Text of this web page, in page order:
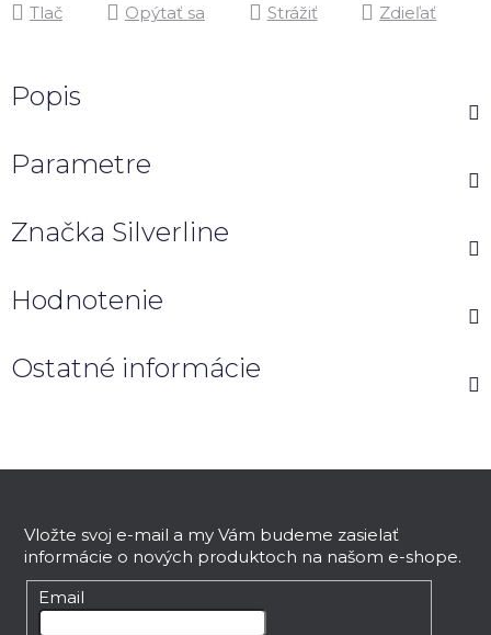
Tlač Opýtať sa Strážiť Zdieľať
Popis
Parametre
Značka Silverline
Hodnotenie
Ostatné informácie
Vložte svoj e-mail a my Vám budeme zasielať
informácie o nových produktoch na našom e-shope.
Email